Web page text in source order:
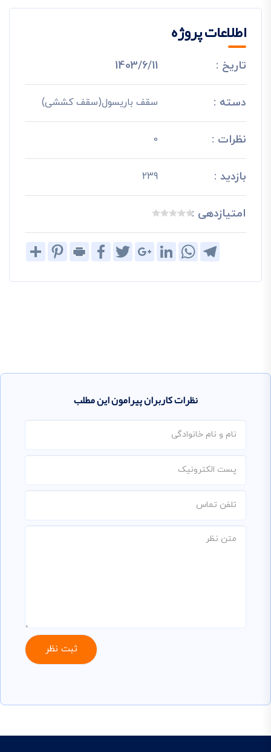
اطلاعات پروژه
تاریخ : 1403/6/11
دسته : سقف باریسول(سقف کششی)
نظرات : 0
بازدید : 239
امتیازدهی :
Share
PinterestPrint
FacebookTwitterGoogle+LinkedIn
WhatsAppTelegram
نظرات کاربران پیرامون این مطلب